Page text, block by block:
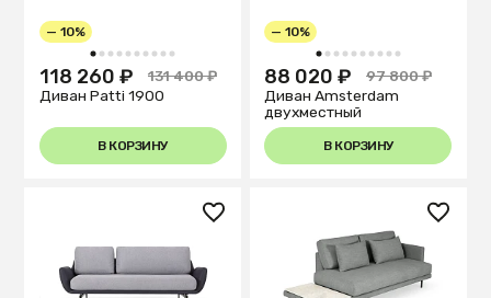
1 2 3 4 5 6 7 8 9 10
— 10%
118 260 ₽
131 400 ₽
Диван Patti 1900
В КОРЗИНУ
1 2 3 4 5 6 7 8 9 10
— 10%
88 020 ₽
97 800 ₽
Диван Amsterdam
двухместный
В КОРЗИНУ